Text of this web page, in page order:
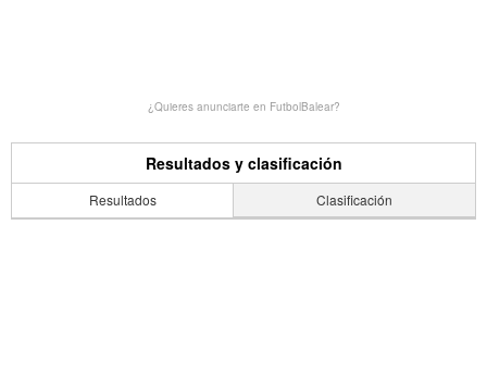
¿Quieres anunciarte en FutbolBalear?
Resultados y clasificación
Resultados Clasificación